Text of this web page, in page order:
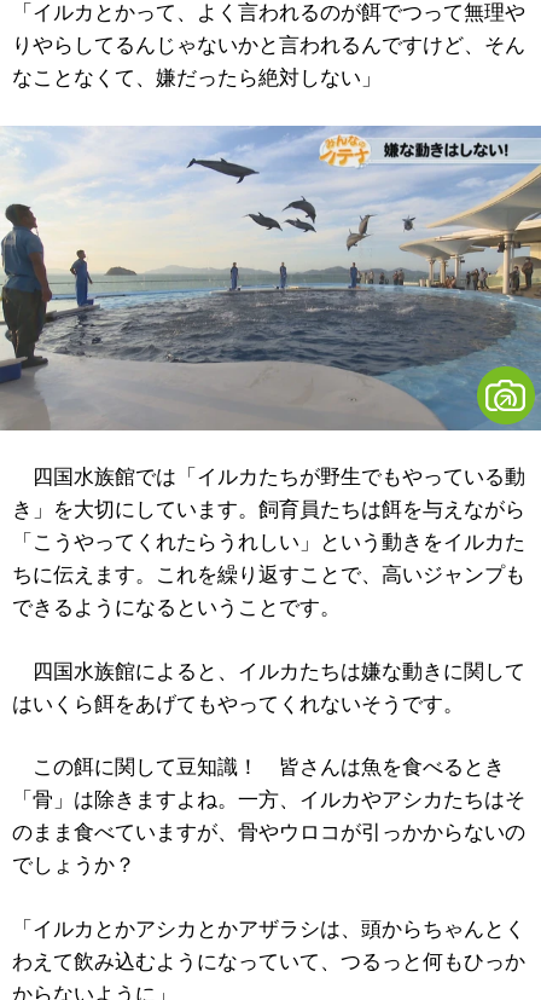
「イルカとかって、よく言われるのが餌でつって無理や
りやらしてるんじゃないかと言われるんですけど、そん
なことなくて、嫌だったら絶対しない」
四国水族館では「イルカたちが野生でもやっている動
き」を大切にしています。飼育員たちは餌を与えながら
「こうやってくれたらうれしい」という動きをイルカた
ちに伝えます。これを繰り返すことで、高いジャンプも
できるようになるということです。
四国水族館によると、イルカたちは嫌な動きに関して
はいくら餌をあげてもやってくれないそうです。
この餌に関して豆知識！ 皆さんは魚を食べるとき
「骨」は除きますよね。一方、イルカやアシカたちはそ
のまま食べていますが、骨やウロコが引っかからないの
でしょうか？
「イルカとかアシカとかアザラシは、頭からちゃんとく
わえて飲み込むようになっていて、つるっと何もひっか
からないように」